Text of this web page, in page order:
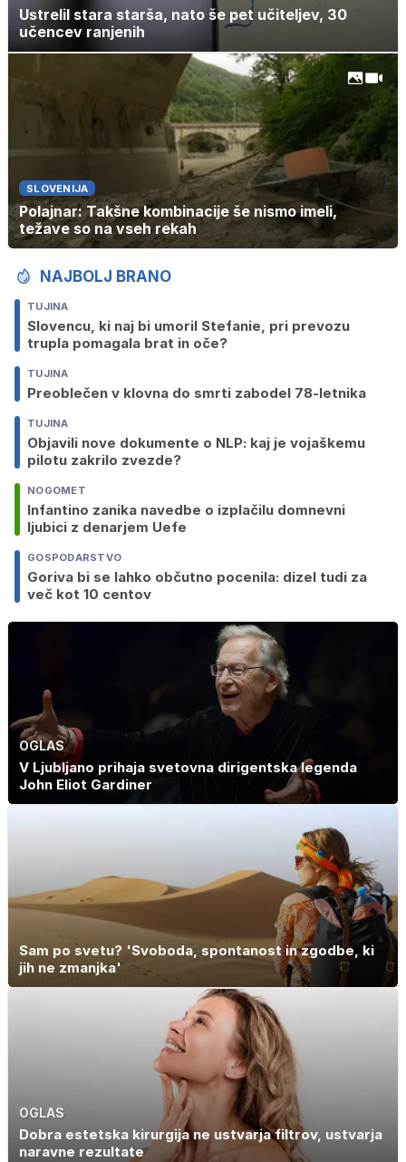
Ustrelil stara starša, nato še pet učiteljev, 30
učencev ranjenih
SLOVENIJA
Polajnar: Takšne kombinacije še nismo imeli,
težave so na vseh rekah
NAJBOLJ BRANO
TUJINA
Slovencu, ki naj bi umoril Stefanie, pri prevozu
trupla pomagala brat in oče?
TUJINA
Preoblečen v klovna do smrti zabodel 78-letnika
TUJINA
Objavili nove dokumente o NLP: kaj je vojaškemu
pilotu zakrilo zvezde?
NOGOMET
Infantino zanika navedbe o izplačilu domnevni
ljubici z denarjem Uefe
GOSPODARSTVO
Goriva bi se lahko občutno pocenila: dizel tudi za
več kot 10 centov
OGLAS
V Ljubljano prihaja svetovna dirigentska legenda
John Eliot Gardiner
Sam po svetu? 'Svoboda, spontanost in zgodbe, ki
jih ne zmanjka'
OGLAS
Dobra estetska kirurgija ne ustvarja filtrov, ustvarja
naravne rezultate